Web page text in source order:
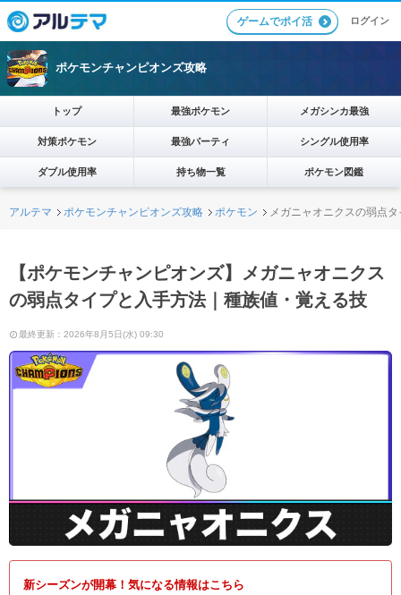
ゲームでポイ活 ログイン
ポケモンチャンピオンズ攻略
トップ 最強ポケモン メガシンカ最強
対策ポケモン 最強パーティ シングル使用率
ダブル使用率 持ち物一覧 ポケモン図鑑
アルテマ ポケモンチャンピオンズ攻略 ポケモン メガニャオニクスの弱点
【ポケモンチャンピオンズ】メガニャオニクス
の弱点タイプと入手方法｜種族値・覚える技
最終更新：2026年8月5日(水) 09:30
新シーズンが開幕！気になる情報はこちら